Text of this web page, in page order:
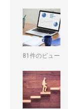
81件のビュー